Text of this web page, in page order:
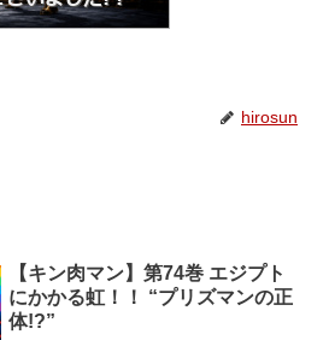
hirosun
【キン肉マン】第74巻 エジプト
にかかる虹！！ “プリズマンの正
体!?”